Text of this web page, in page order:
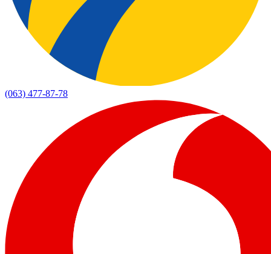
(063) 477-87-78